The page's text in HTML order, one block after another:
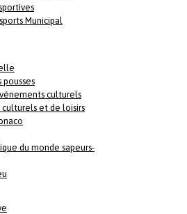
Municipal
pousses
culturels
culturels et de loisirs
du monde sapeurs-